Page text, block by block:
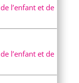
l’enfant et de
l’enfant et de